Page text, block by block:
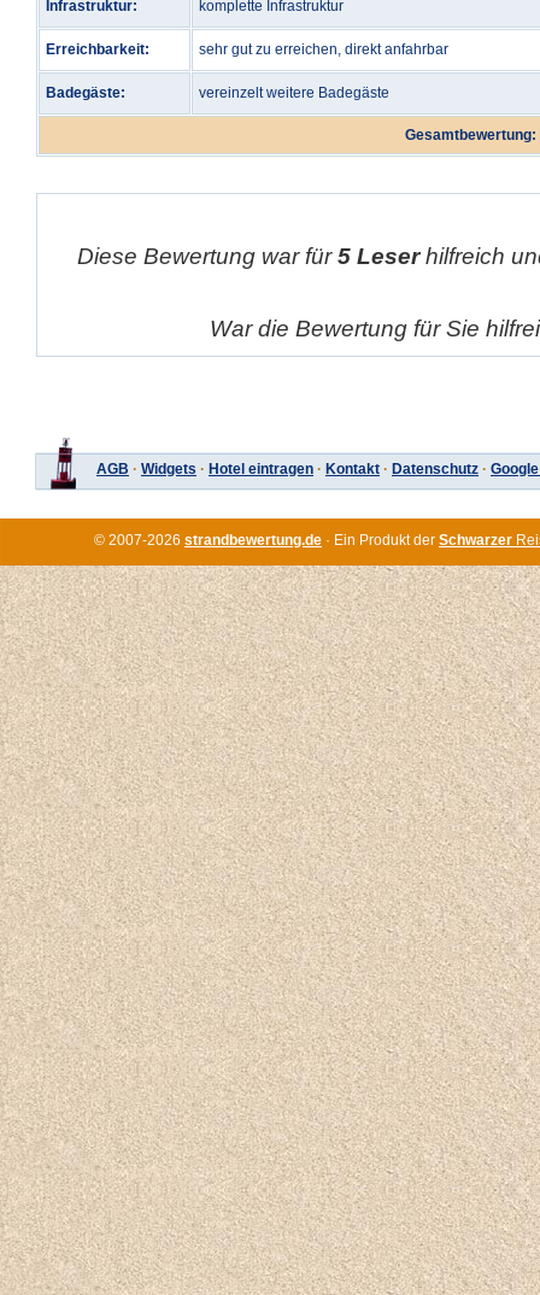
Infrastruktur: komplette Infrastruktur
Erreichbarkeit: sehr gut zu erreichen, direkt anfahrbar
Badegäste: vereinzelt weitere Badegäste
Gesamtbewertung:
Diese Bewertung war für5 Leserhilfreich
War die Bewertung für Sie
AGB · Widgets · Hotel eintragen · Kontakt · Datenschutz ·
© 2007-2026 strandbewertung.de · Ein Produkt der Schwarzer